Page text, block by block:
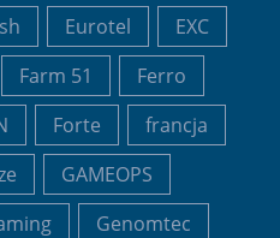
Eurotel
EXC
Farm 51
Ferro
Forte
francja
GAMEOPS
Genomtec